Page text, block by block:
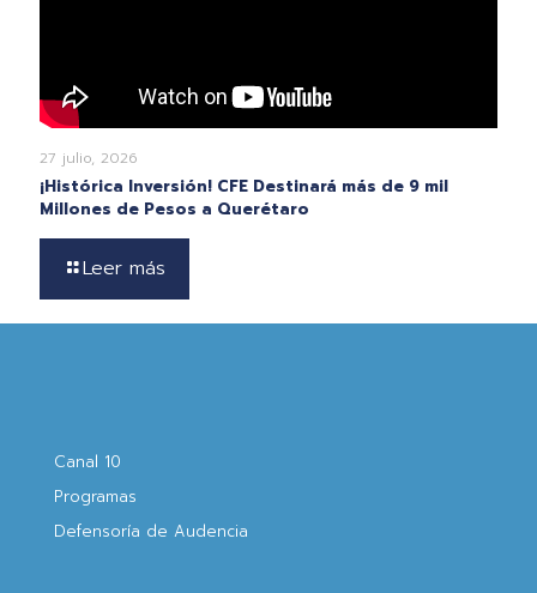
27 julio, 2026
¡Histórica Inversión! CFE Destinará más de 9 mil
Millones de Pesos a Querétaro
Leer más
Canal 10
Programas
Defensoría de Audencia